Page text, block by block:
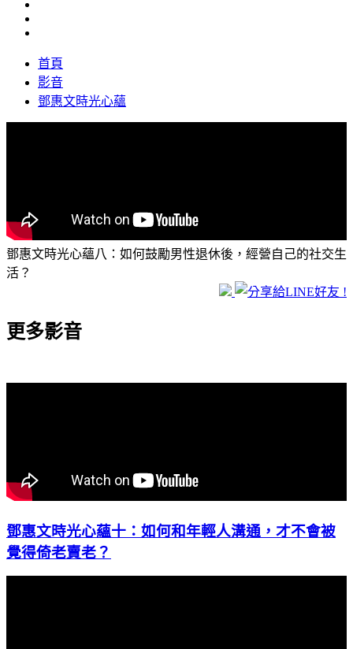
首頁
影音
鄧惠文時光心蘊
鄧惠文時光心蘊八：如何鼓勵男性退休後，經營自己的社交生
活？
更多影音
鄧惠文時光心蘊十：如何和年輕人溝通，才不會被
覺得倚老賣老？